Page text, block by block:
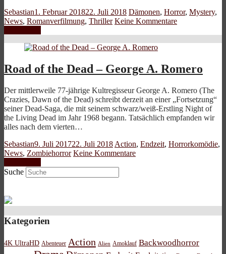
Sebastian1. Februar 201822. Juli 2018 Dämonen, Horror, Mystery,
News, Romanverfilmung, Thriller Keine Kommentare
Road of the Dead – George A. Romero
Der mittlerweile 77-jährige Kultregisseur George A. Romero (The
Crazies, Dawn of the Dead) schreibt derzeit an einer „Fortsetzung“
seiner Dead-Saga, die mit seinem schwarz/weiß-Erstling Night of
the Living Dead im Jahr 1968 begann. Tatsächlich empfanden wir
alles nach dem vierten…
Sebastian9. Juli 201722. Juli 2018 Action, Endzeit, Horrorkomödie,
News, Zombiehorror Keine Kommentare
Suche
Kategorien
4K UltraHD Abenteuer Action Alien Amoklauf Backwoodhorror